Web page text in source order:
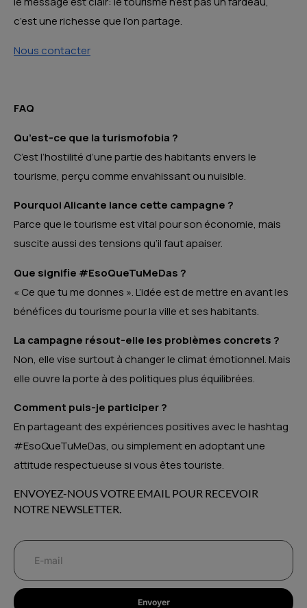
c’est une richesse que l’on partage.
Nous contacter
FAQ
Qu’est-ce que la turismofobia ?
C’est l’hostilité d’une partie des habitants envers le
tourisme, perçu comme envahissant ou nuisible.
Pourquoi Alicante lance cette campagne ?
Parce que le tourisme est vital pour son économie, mais
suscite aussi des tensions qu’il faut apaiser.
Que signifie #EsoQueTuMeDas ?
« Ce que tu me donnes ». L’idée est de mettre en avant les
bénéfices du tourisme pour la ville et ses habitants.
La campagne résout-elle les problèmes concrets ?
Non, elle vise surtout à changer le climat émotionnel. Mais
elle ouvre la porte à des politiques plus équilibrées.
Comment puis-je participer ?
En partageant des expériences positives avec le hashtag
#EsoQueTuMeDas, ou simplement en adoptant une
attitude respectueuse si vous êtes touriste.
ENVOYEZ-NOUS VOTRE EMAIL POUR RECEVOIR
NOTRE NEWSLETTER.
Envoyer